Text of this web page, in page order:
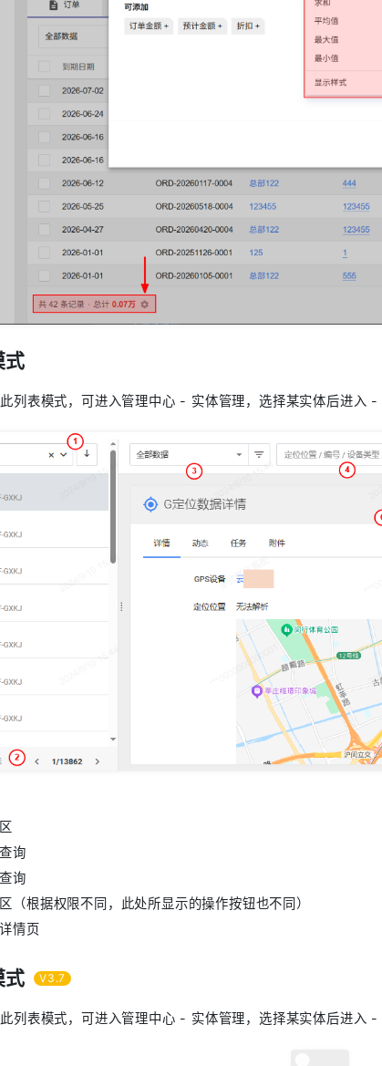
式
列表模式，可进入管理中心 - 实体管理，选择某实体后进入 -
询
询
（根据权限不同，此处所显示的操作按钮也不同）
情页
式 V3.7
列表模式，可进入管理中心 - 实体管理，选择某实体后进入 -